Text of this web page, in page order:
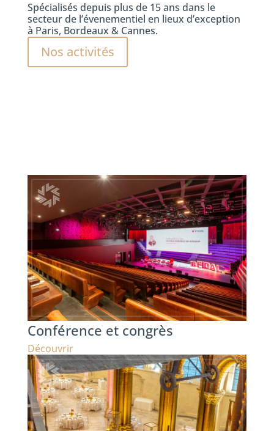
Spécialisés depuis plus de 15 ans dans le
secteur de l’évenementiel en lieux d’exception
à Paris, Bordeaux & Cannes.
Nos activités
Conférence et congrès
Découvrir